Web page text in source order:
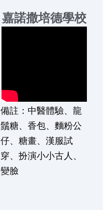
嘉諾撒培德學校
備註：中醫體驗、龍
鬚糖、香包、麵粉公
仔、糖畫、漢服試
穿、扮演小小古人、
變臉